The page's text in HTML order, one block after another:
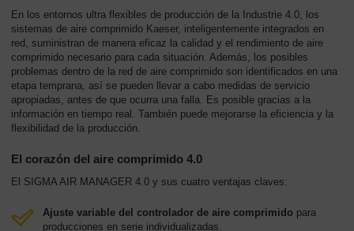
En los entornos ultra flexibles de producción de la Industrie 4.0, los
sistemas de aire comprimido Kaeser, inteligentemente integrados en
red, suministran de manera eficaz la calidad y el rendimiento de aire
comprimido necesario para cada situación. Además, los posibles
problemas dentro de la red de aire comprimido son identificados en una
etapa temprana, así se pueden llevar a cabo medidas de servicio
apropiadas, antes de que ocurra una falla. Es posible gracias a la
información en tiempo real. También puede mejorarse la eficiencia y la
flexibilidad de la producción.
El corazón del aire comprimido 4.0
El SIGMA AIR MANAGER 4.0 y sus cuatro ventajas claves:
Ajuste variable del controlador de aire comprimido para
producciones en serie individualizadas.